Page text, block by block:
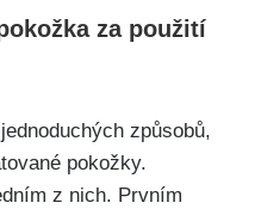
za ⁢použití
způsobů,
pokožky.
z nich. Prvním